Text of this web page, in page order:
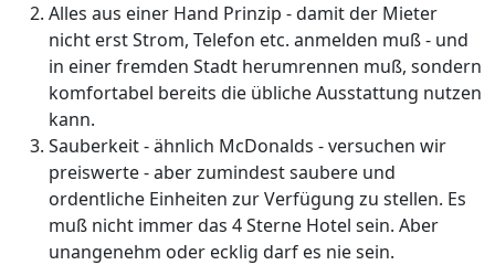
Alles aus einer Hand Prinzip - damit der Mieter
nicht erst Strom, Telefon etc. anmelden muß - und
in einer fremden Stadt herumrennen muß, sondern
komfortabel bereits die übliche Ausstattung nutzen
kann.
Sauberkeit - ähnlich McDonalds - versuchen wir
preiswerte - aber zumindest saubere und
ordentliche Einheiten zur Verfügung zu stellen. Es
muß nicht immer das 4 Sterne Hotel sein. Aber
unangenehm oder ecklig darf es nie sein.